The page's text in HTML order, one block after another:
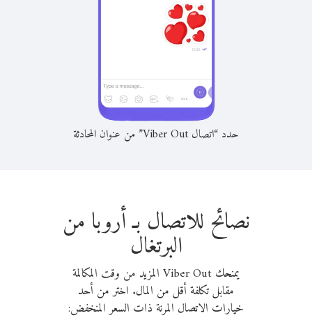
حدد “اتصال Viber Out” من عنوان المحادثة
نصائح للاتصال بـ أروبا من
البرتغال
يمنحك Viber Out المزيد من وقت المكالمة
مقابل تكلفة أقل من المال. اختر من أحد
خيارات الاتصال المرنة ذات السعر المنخفض: